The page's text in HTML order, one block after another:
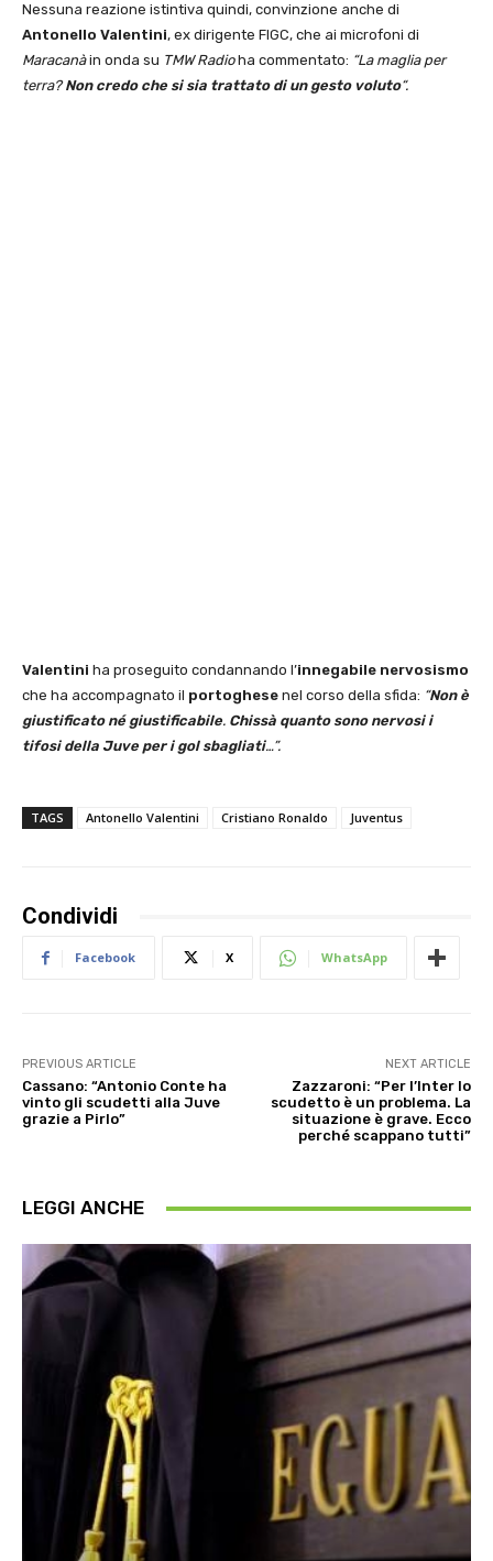
Nessuna reazione istintiva quindi, convinzione anche di
Antonello Valentini, ex dirigente FIGC, che ai microfoni di
Maracanàin onda su TMW Radioha commentato: “La maglia per
terra?Non credo che si sia trattato di un gesto voluto“.
Valentini ha proseguito condannando l’innegabile nervosismo
che ha accompagnato il portoghese nel corso della sfida: “Non è
giustificato né giustificabile. Chissà quanto sono nervosi i
tifosi della Juve per i gol sbagliati…”.
TAGS Antonello Valentini Cristiano Ronaldo Juventus
Condividi
Facebook X WhatsApp
PREVIOUS ARTICLE
Cassano: “Antonio Conte ha
vinto gli scudetti alla Juve
grazie a Pirlo”
NEXT ARTICLE
Zazzaroni: “Per l’Inter lo
scudetto è un problema. La
situazione è grave. Ecco
perché scappano tutti”
LEGGI ANCHE